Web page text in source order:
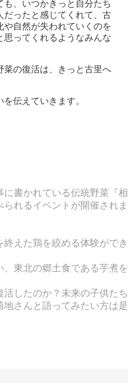
、いつかきっと自分たち
だったと感じてくれて、古
や自然が失われていくのを
思ってくれるようなみんな
菜の復活は、きっと古里へ
伝えていきます。
に書かれている伝統野菜『相
られるイベントが開催されま
えた鶏を絞める体験ができ
東北の郷土食である芋煮を
したのか？ 未来の子供たち
地さんと語ってみたい方は是